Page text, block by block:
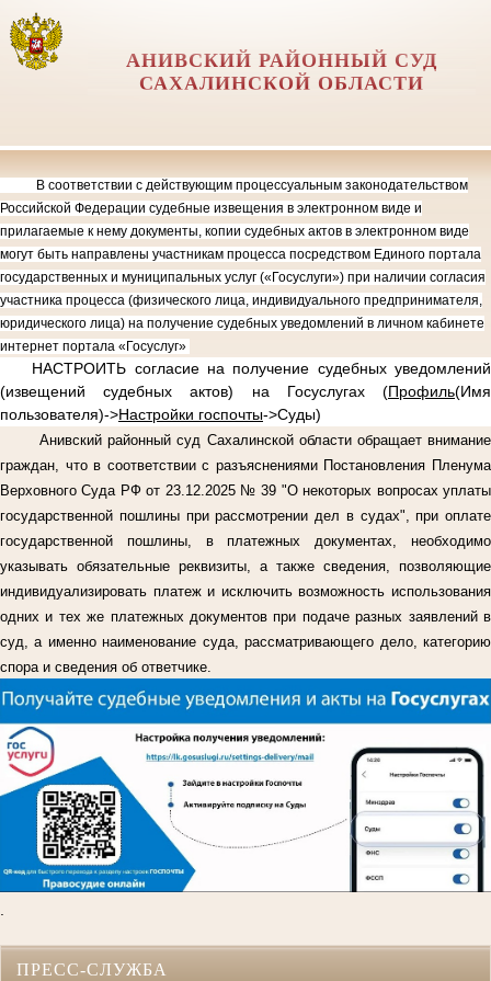
АНИВСКИЙ РАЙОННЫЙ СУД
САХАЛИНСКОЙ ОБЛАСТИ
В соответствии с действующим процессуальным законодательством
Российской Федерации судебные извещения в электронном виде и
прилагаемые к нему документы, копии судебных актов в электронном виде
могут быть направлены участникам процесса посредством Единого портала
государственных и муниципальных услуг («Госуслуги») при наличии согласия
участника процесса (физического лица, индивидуального предпринимателя,
юридического лица) на получение судебных уведомлений в личном кабинете
интернет портала «Госуслуг»
НАСТРОИТЬ согласие на получение судебных уведомлений
(извещений судебных актов) на Госуслугах (Профиль(Имя
пользователя)->Настройки госпочты->Суды)
Анивский районный суд Сахалинской области обращает внимание
граждан, что в соответствии с разъяснениями Постановления Пленума
Верховного Суда РФ от 23.12.2025 № 39 "О некоторых вопросах уплаты
государственной пошлины при рассмотрении дел в судах", при оплате
государственной пошлины, в платежных документах, необходимо
указывать обязательные реквизиты, а также сведения, позволяющие
индивидуализировать платеж и исключить возможность использования
одних и тех же платежных документов при подаче разных заявлений в
суд, а именно наименование суда, рассматривающего дело, категорию
спора и сведения об ответчике.
.
ПРЕСС-СЛУЖБА